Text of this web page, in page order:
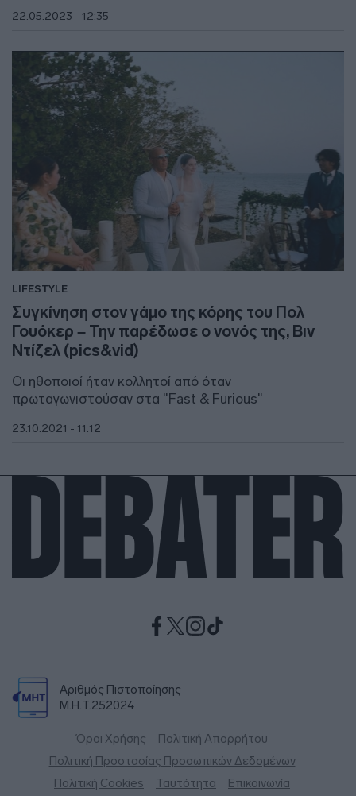
22.05.2023 - 12:35
LIFESTYLE
Συγκίνηση στον γάμο της κόρης του Πολ
Γουόκερ – Την παρέδωσε ο νονός της, Βιν
Ντίζελ (pics&vid)
Οι ηθοποιοί ήταν κολλητοί από όταν
πρωταγωνιστούσαν στα "Fast & Furious"
23.10.2021 - 11:12
Αριθμός Πιστοποίησης
Μ.Η.Τ.252024
Όροι Χρήσης
Πολιτική Απορρήτου
Πολιτική Προστασίας Προσωπικών Δεδομένων
Πολιτική Cookies
Ταυτότητα Επικοινωνία